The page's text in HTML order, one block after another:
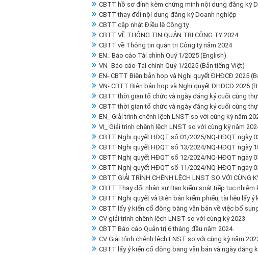
CBTT hồ sơ đính kèm chứng minh nội dung đăng ký
CBTT thay đổi nội dung đăng ký Doanh nghiệp
CBTT cập nhật Điều lệ Công ty
CBTT VỀ THÔNG TIN QUẢN TRỊ CÔNG TY 2024
CBTT về Thông tin quản trị Công ty năm 2024
EN_ Báo cáo Tài chính Quý 1/2025 (English)
VN- Báo cáo Tài chính Quý 1/2025 (Bản tiếng Việt)
EN- CBTT Biên bản họp và Nghị quyết ĐHĐCĐ 2025
VN- CBTT Biên bản họp và Nghị quyết ĐHĐCĐ 2025
CBTT thời gian tổ chức và ngày đăng ký cuối cùng
CBTT thời gian tổ chức và ngày đăng ký cuối cùng
EN_ Giải trình chênh lệch LNST so với cùng kỳ năm
VI_ Giải trình chênh lệch LNST so với cùng kỳ năm
CBTT Nghị quyết HĐQT số 01/2025/NQ-HĐQT ngày
CBTT Nghị quyết HĐQT số 13/2024/NQ-HĐQT ngày
CBTT Nghị quyết HĐQT số 12/2024/NQ-HĐQT ngày
CBTT Nghị quyết HĐQT số 11/2024/NQ-HĐQT ngày
CBTT GIẢI TRÌNH CHÊNH LỆCH LNST SO VỚI CÙNG
CBTT Thay đổi nhân sự Ban kiểm soát tiếp tục nhiệm
CBTT Nghị quyết và Biên bản kiểm phiếu, tài liệu lấy
CBTT lấy ý kiến cổ đông bằng văn bản về việc bổ
CV giải trình chênh lệch LNST so với cùng kỳ 2023
CBTT Báo cáo Quản trị 6 tháng đầu năm 2024.
CV Giải trình chênh lệch LNST so với cùng kỳ năm
CBTT lấy ý kiến cổ đông bằng văn bản và ngày đăng